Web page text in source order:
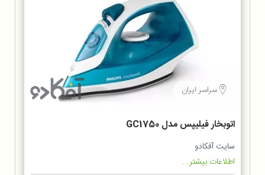
سراسر ایران
اتوبخار فیلیپس مدل GC1750
سایت آفکادو
اطلاعات بیشتر...